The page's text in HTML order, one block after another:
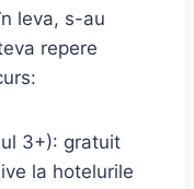
leva, s-au
repere
3+): gratuit
la hotelurile